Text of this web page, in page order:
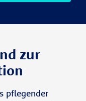
zur
pflegender